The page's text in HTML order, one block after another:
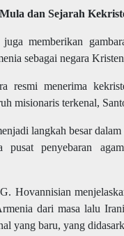
dan Sejarah
juga memberikan
sebagai negara
resmi menerima
misionaris terkenal,
langkah besar dalam
pusat penyebaran
Hovannisian
dari masa lalu
yang baru, yang